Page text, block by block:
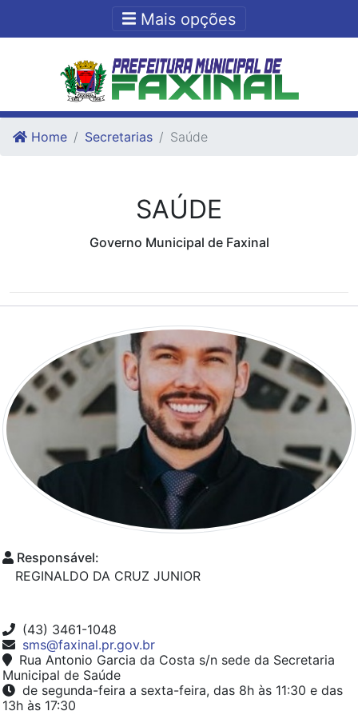
Ir para o fim do conteudo
Mais opções
Home Secretarias Saúde
SAÚDE
Governo Municipal de Faxinal
Responsável:
REGINALDO DA CRUZ JUNIOR
(43) 3461-1048
sms@faxinal.pr.gov.br
Rua Antonio Garcia da Costa s/n sede da Secretaria
Municipal de Saúde
de segunda-feira a sexta-feira, das 8h às 11:30 e das
13h às 17:30